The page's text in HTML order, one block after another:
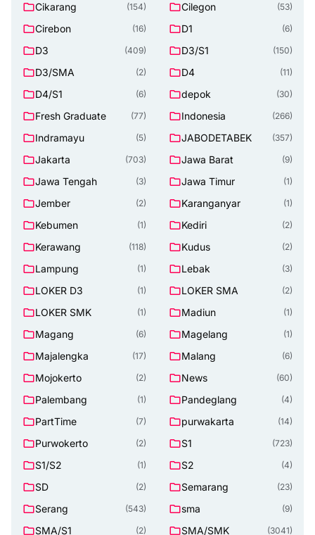
Cikarang (154) Cilegon (53)
Cirebon (16) D1 (6)
D3 (409) D3/S1 (150)
D3/SMA (2) D4 (11)
D4/S1 (6) depok (30)
Fresh Graduate (77) Indonesia (266)
Indramayu (5) JABODETABEK (357)
Jakarta (703) Jawa Barat (9)
Jawa Tengah (3) Jawa Timur (1)
Jember (2) Karanganyar (1)
Kebumen (1) Kediri (2)
Kerawang (118) Kudus (2)
Lampung (1) Lebak (3)
LOKER D3 (1) LOKER SMA (2)
LOKER SMK (1) Madiun (1)
Magang (6) Magelang (1)
Majalengka (17) Malang (6)
Mojokerto (2) News (60)
Palembang (1) Pandeglang (4)
PartTime (7) purwakarta (14)
Purwokerto (2) S1 (723)
S1/S2 (1) S2 (4)
SD (2) Semarang (23)
Serang (543) sma (9)
SMA/S1 (2) SMA/SMK (3041)